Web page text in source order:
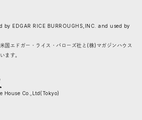
by EDGAR RICE BURROUGHS,INC. and used by
国エドガー・ライス・バローズ社と(株)マガジンハウス
ます。
House Co.,Ltd(Tokyo)